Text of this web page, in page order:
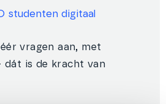
studenten digitaal
vragen aan, met
dát is de kracht van